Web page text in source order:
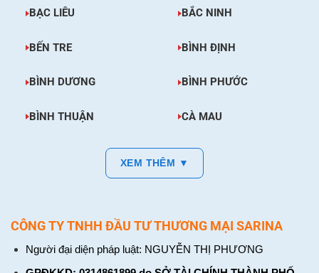
BẠC LIÊU BẮC NINH
BẾN TRE BÌNH ĐỊNH
BÌNH DƯƠNG BÌNH PHƯỚC
BÌNH THUẬN CÀ MAU
XEM THÊM ▼
CÔNG TY TNHH ĐẦU TƯ THƯƠNG MẠI SARINA
Người đại diện pháp luật: NGUYỄN THỊ PHƯƠNG